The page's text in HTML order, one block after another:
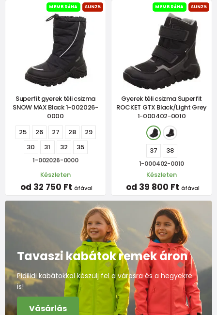
MEMBRÁNA SUN25
Superfit gyerek téli csizma
SNOW MAX Black 1-002026-
0000
25
26 27 28
29
30
31 32 35
1-002026-0000
Készleten
od 32 750 Ft áfával
MEMBRÁNA SUN25
Gyerek téli csizma Superfit
ROCKET GTX Black/Light Grey
1-000402-0010
37 38
1-000402-0010
Készleten
od 39 800 Ft áfával
Tavaszi kabátok remek áron
Pidilidi kabátokkal készülj fel a városra és a hegyekre
is!
Vásárlás